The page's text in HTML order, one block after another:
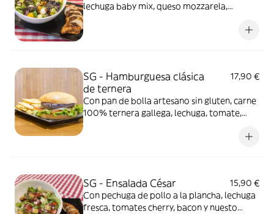
lechuga baby mix, queso mozzarela,
SG - Hamburguesa clásica
de ternera
17,90 €
Con pan de bolla artesano sin gluten, carne
100% ternera gallega, lechuga, tomate,
SG - Ensalada César
15,90 €
Con pechuga de pollo a la plancha, lechuga
fresca, tomates cherry, bacon y nuesto